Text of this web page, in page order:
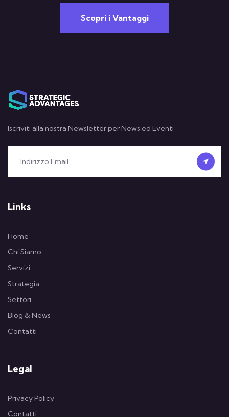
Scopri i Vantaggi
Iscriviti alla nostra Newsletter per News ed Eventi
Links
Home
Chi Siamo
Servizi
Strategia
Settori
Blog & News
Contatti
Legal
Privacy Policy
Contatti